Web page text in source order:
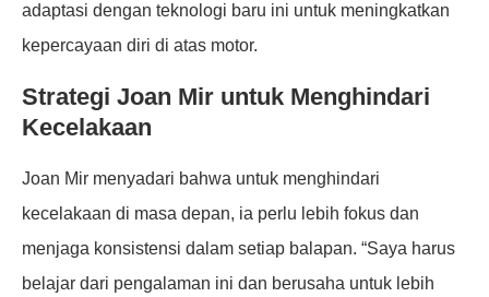
adaptasi dengan teknologi baru ini untuk meningkatkan
kepercayaan diri di atas motor.
Strategi Joan Mir untuk Menghindari
Kecelakaan
Joan Mir menyadari bahwa untuk menghindari
kecelakaan di masa depan, ia perlu lebih fokus dan
menjaga konsistensi dalam setiap balapan. “Saya harus
belajar dari pengalaman ini dan berusaha untuk lebih